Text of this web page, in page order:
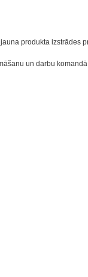
produkta izstrādes
un darbu